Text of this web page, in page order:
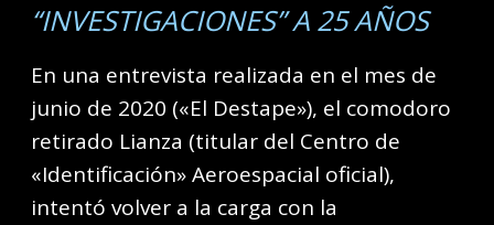
“INVESTIGACIONES” A 25 AÑOS
En una entrevista realizada en el mes de
junio de 2020 («El Destape»), el comodoro
retirado Lianza (titular del Centro de
«Identificación» Aeroespacial oficial),
intentó volver a la carga con la